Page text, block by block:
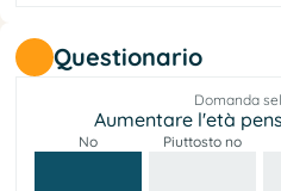
Questionario
Domanda
Aumentare l'età
No Piuttosto no